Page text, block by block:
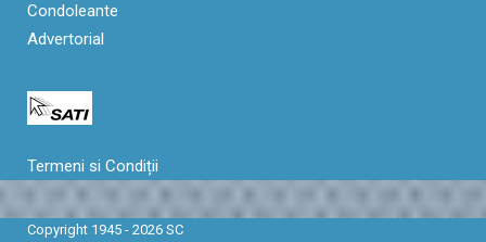
Condoleante
Advertorial
Termeni si Condiții
Copyright 1945 - 2026 SC